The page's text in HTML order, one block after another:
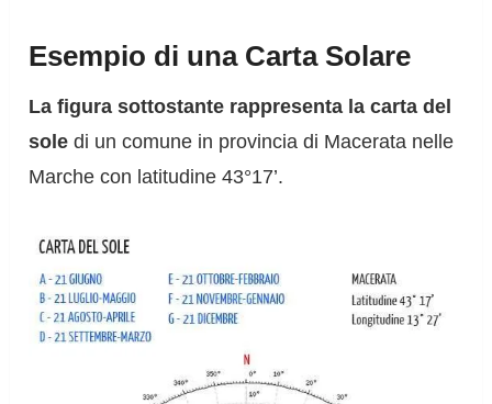
Esempio di una Carta Solare
La figura sottostante rappresenta la carta del
sole di un comune in provincia di Macerata nelle
Marche con latitudine 43°17’.